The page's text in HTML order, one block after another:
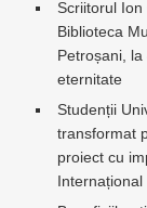
Scriitorul
Biblioteca
Petroșani,
eternitate
Studenții
transformat
proiect cu
Internațional